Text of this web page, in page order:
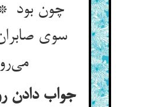
چون بود
سوی
می‌رود
جواب دادن